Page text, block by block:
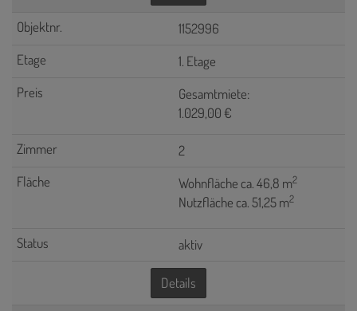
1152996
1. Etage
Gesamtmiete:
1.029,00 €
2
Wohnfläche ca. 46,8 m2
Nutzfläche ca. 51,25 m2
aktiv
Details